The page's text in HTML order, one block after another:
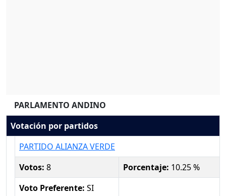
PARLAMENTO ANDINO
Votación por partidos
PARTIDO ALIANZA VERDE
Votos: 8 Porcentaje: 10.25 %
Voto Preferente: SI